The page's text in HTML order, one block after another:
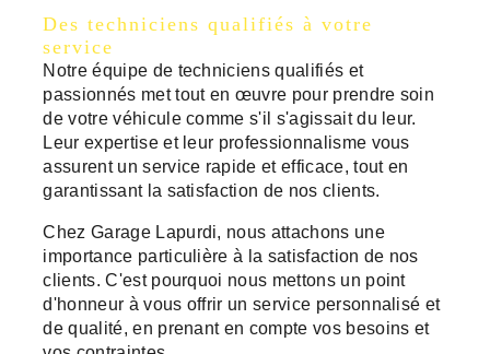
Des techniciens qualifiés à votre
service
Notre équipe de techniciens qualifiés et
passionnés met tout en œuvre pour prendre soin
de votre véhicule comme s'il s'agissait du leur.
Leur expertise et leur professionnalisme vous
assurent un service rapide et efficace, tout en
garantissant la satisfaction de nos clients.
Chez Garage Lapurdi, nous attachons une
importance particulière à la satisfaction de nos
clients. C'est pourquoi nous mettons un point
d'honneur à vous offrir un service personnalisé et
de qualité, en prenant en compte vos besoins et